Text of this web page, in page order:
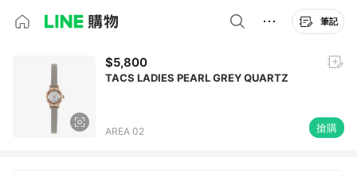
筆記
$5,800
TACS LADIES PEARL GREY QUARTZ
AREA 02 搶購